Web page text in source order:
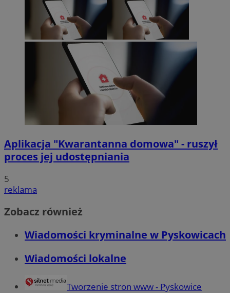
Aplikacja "Kwarantanna domowa" - ruszył
proces jej udostępniania
5
reklama
Zobacz również
Wiadomości kryminalne w Pyskowicach
Wiadomości lokalne
Tworzenie stron www - Pyskowice